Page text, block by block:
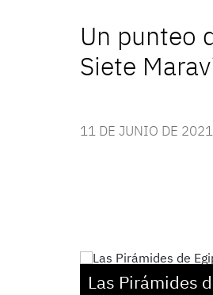
Un punteo
Siete
11 DE JUNIO DE 2021
Las Pirámides